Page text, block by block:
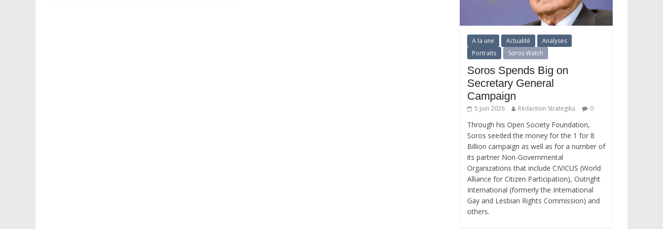
A la une Actualité
Analyses
Portraits
Soros Watch
Soros Spends Big on
Secretary General
Campaign
5 juin 2026 Rédaction Strategika 0
Through his Open Society Foundation,
Soros seeded the money for the 1 for 8
Billion campaign as well as for a number of
its partner Non-Governmental
Organizations that include CIVICUS (World
Alliance for Citizen Participation), Outright
International (formerly the International
Gay and Lesbian Rights Commission) and
others.